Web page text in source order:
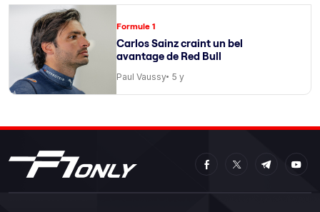
Formule 1
Carlos Sainz craint un bel
avantage de Red Bull
Paul Vaussy 5 y